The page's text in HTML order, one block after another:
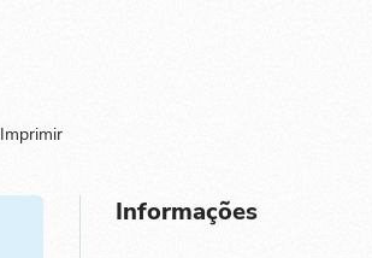
Imprimir
Informações